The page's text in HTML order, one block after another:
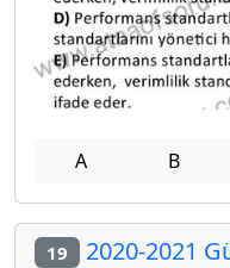
A B
19 2020-2021